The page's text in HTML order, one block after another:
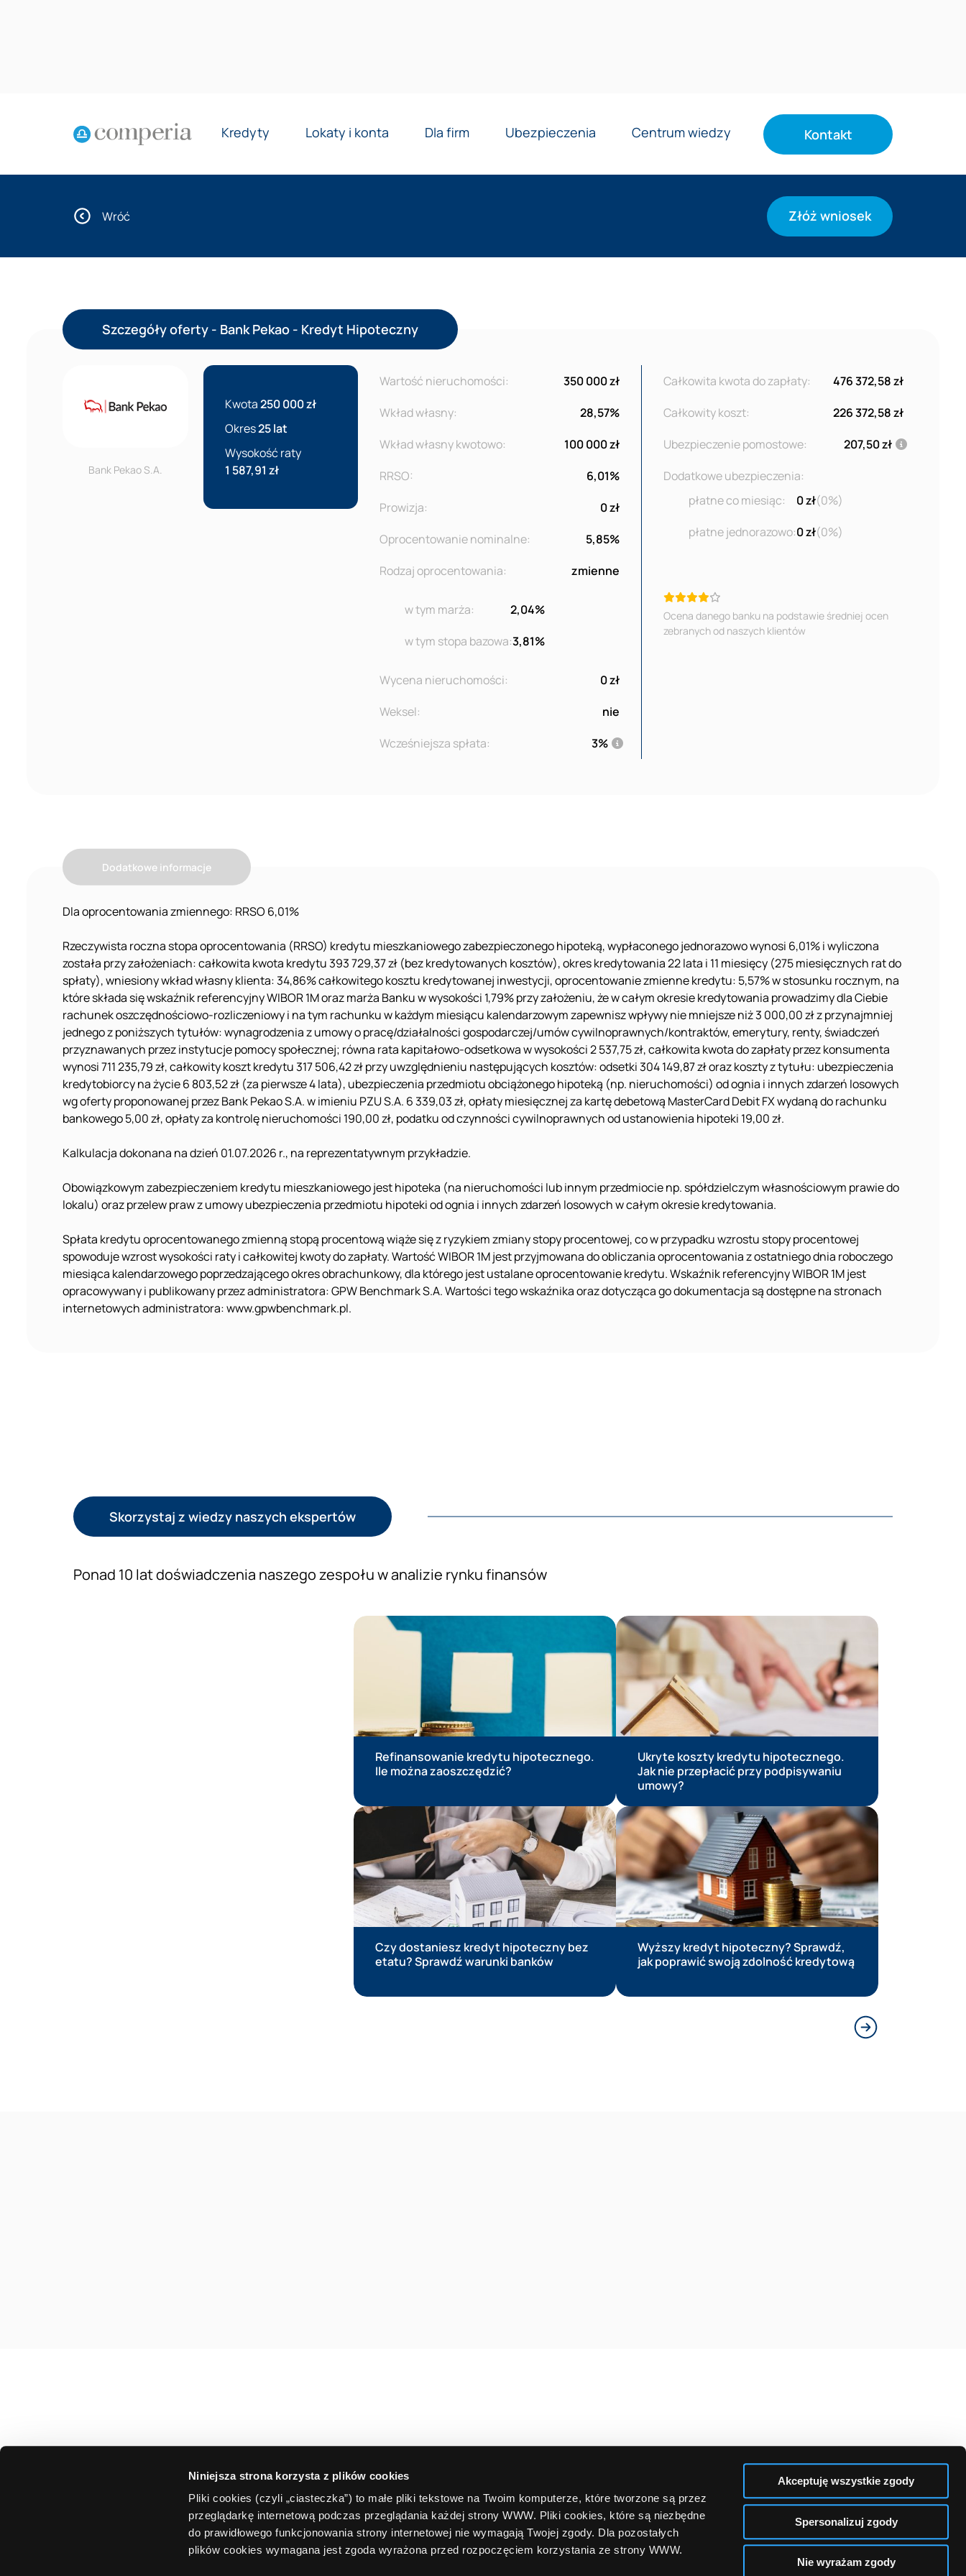
Niniejsza strona korzysta z plików cookies
Pliki cookies (czyli „ciasteczka”) to małe pliki tekstowe na Twoim komputerze, które tworzone są przez
przeglądarkę internetową podczas przeglądania każdej strony WWW. Pliki cookies, które są niezbędne
do prawidłowego funkcjonowania strony internetowej nie wymagają Twojej zgody. Dla pozostałych
plików cookies wymagana jest zgoda wyrażona przed rozpoczęciem korzystania ze strony WWW.
Akceptuję wszystkie zgody
Spersonalizuj zgody
Nie wyrażam zgody
Kredyty Lokaty i konta Dla firm Ubezpieczenia Centrum wiedzy Kontakt
Wróć Złóż wniosek
Szczegóły oferty - Bank Pekao - Kredyt Hipoteczny
Bank Pekao S.A.
Kwota250 000 zł
Okres25 lat
Wysokość raty
1 587,91 zł
Wartość nieruchomości:
350 000 zł
Wkład własny:
28,57%
Wkład własny kwotowo:
100 000 zł
RRSO:
6,01%
Prowizja:
0 zł
Oprocentowanie nominalne:
5,85%
Rodzaj oprocentowania:
zmienne
w tym marża:
2,04%
w tym stopa bazowa:3,81%
Wycena nieruchomości:
0 zł
Weksel:
nie
Wcześniejsza spłata:
3%
Całkowita kwota do zapłaty:
476 372,58 zł
Całkowity koszt:
226 372,58 zł
Ubezpieczenie pomostowe:
207,50 zł
Dodatkowe ubezpieczenia:
płatne co miesiąc:
0 zł(0%)
płatne jednorazowo:0 zł(0%)
Ocena danego banku na podstawie średniej ocen
zebranych od naszych klientów
Dodatkowe informacje
Dla oprocentowania zmiennego: RRSO 6,01%
Rzeczywista roczna stopa oprocentowania (RRSO) kredytu mieszkaniowego zabezpieczonego hipoteką, wypłaconego jednorazowo wynosi 6,01% i wyliczona
została przy założeniach: całkowita kwota kredytu 393 729,37 zł (bez kredytowanych kosztów), okres kredytowania 22 lata i 11 miesięcy (275 miesięcznych rat do
spłaty), wniesiony wkład własny klienta: 34,86% całkowitego kosztu kredytowanej inwestycji, oprocentowanie zmienne kredytu: 5,57% w stosunku rocznym, na
które składa się wskaźnik referencyjny WIBOR 1M oraz marża Banku w wysokości 1,79% przy założeniu, że w całym okresie kredytowania prowadzimy dla Ciebie
rachunek oszczędnościowo-rozliczeniowy i na tym rachunku w każdym miesiącu kalendarzowym zapewnisz wpływy nie mniejsze niż 3 000,00 zł z przynajmniej
jednego z poniższych tytułów: wynagrodzenia z umowy o pracę/działalności gospodarczej/umów cywilnoprawnych/kontraktów, emerytury, renty, świadczeń
przyznawanych przez instytucje pomocy społecznej; równa rata kapitałowo-odsetkowa w wysokości 2 537,75 zł, całkowita kwota do zapłaty przez konsumenta
wynosi 711 235,79 zł, całkowity koszt kredytu 317 506,42 zł przy uwzględnieniu następujących kosztów: odsetki 304 149,87 zł oraz koszty z tytułu: ubezpieczenia
kredytobiorcy na życie 6 803,52 zł (za pierwsze 4 lata), ubezpieczenia przedmiotu obciążonego hipoteką (np. nieruchomości) od ognia i innych zdarzeń losowych
wg oferty proponowanej przez Bank Pekao S.A. w imieniu PZU S.A. 6 339,03 zł, opłaty miesięcznej za kartę debetową MasterCard Debit FX wydaną do rachunku
bankowego 5,00 zł, opłaty za kontrolę nieruchomości 190,00 zł, podatku od czynności cywilnoprawnych od ustanowienia hipoteki 19,00 zł.
Kalkulacja dokonana na dzień 01.07.2026 r., na reprezentatywnym przykładzie.
Obowiązkowym zabezpieczeniem kredytu mieszkaniowego jest hipoteka (na nieruchomości lub innym przedmiocie np. spółdzielczym własnościowym prawie do
lokalu) oraz przelew praw z umowy ubezpieczenia przedmiotu hipoteki od ognia i innych zdarzeń losowych w całym okresie kredytowania.
Spłata kredytu oprocentowanego zmienną stopą procentową wiąże się z ryzykiem zmiany stopy procentowej, co w przypadku wzrostu stopy procentowej
spowoduje wzrost wysokości raty i całkowitej kwoty do zapłaty. Wartość WIBOR 1M jest przyjmowana do obliczania oprocentowania z ostatniego dnia roboczego
miesiąca kalendarzowego poprzedzającego okres obrachunkowy, dla którego jest ustalane oprocentowanie kredytu. Wskaźnik referencyjny WIBOR 1M jest
opracowywany i publikowany przez administratora: GPW Benchmark S.A. Wartości tego wskaźnika oraz dotycząca go dokumentacja są dostępne na stronach
internetowych administratora: www.gpwbenchmark.pl.
Skorzystaj z wiedzy naszych ekspertów
Ponad 10 lat doświadczenia naszego zespołu w analizie rynku finansów
Prezentacja wiedzy ekspertów
Refinansowanie kredytu hipotecznego.
Ile można zaoszczędzić?
Ukryte koszty kredytu hipotecznego.
Jak nie przepłacić przy podpisywaniu
umowy?
Czy dostaniesz kredyt hipoteczny bez
etatu? Sprawdź warunki banków
Wyższy kredyt hipoteczny? Sprawdź,
jak poprawić swoją zdolność kredytową
Następny slajd